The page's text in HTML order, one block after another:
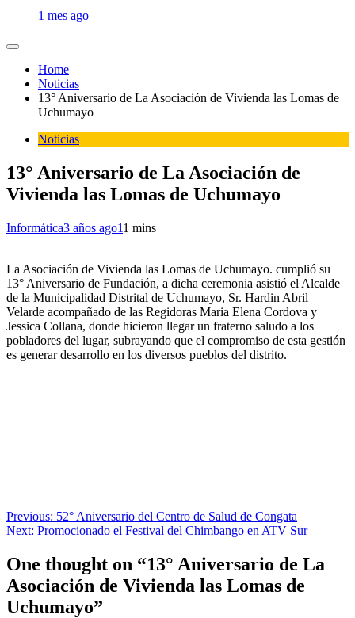
1 mes ago
Home
Noticias
13° Aniversario de La Asociación de Vivienda las Lomas de
Uchumayo
Noticias
13° Aniversario de La Asociación de
Vivienda las Lomas de Uchumayo
Informática3 años ago11 mins
La Asociación de Vivienda las Lomas de Uchumayo. cumplió su
13° Aniversario de Fundación, a dicha ceremonia asistió el Alcalde
de la Municipalidad Distrital de Uchumayo, Sr. Hardin Abril
Velarde acompañado de las Regidoras Maria Elena Cordova y
Jessica Collana, donde hicieron llegar un fraterno saludo a los
pobladores del lugar, subrayando que el compromiso de esta gestión
es generar desarrollo en los diversos pueblos del distrito.
Navegación
de
entradas
Previous: 52° Aniversario del Centro de Salud de Congata
Next: Promocionado el Festival del Chimbango en ATV Sur
One thought on “13° Aniversario de La
Asociación de Vivienda las Lomas de
Uchumayo”